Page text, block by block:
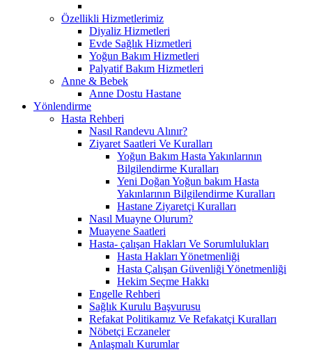
Özellikli Hizmetlerimiz
Diyaliz Hizmetleri
Evde Sağlık Hizmetleri
Yoğun Bakım Hizmetleri
Palyatif Bakım Hizmetleri
Anne & Bebek
Anne Dostu Hastane
Yönlendirme
Hasta Rehberi
Nasıl Randevu Alınır?
Ziyaret Saatleri Ve Kuralları
Yoğun Bakım Hasta Yakınlarının
Bilgilendirme Kuralları
Yeni Doğan Yoğun bakım Hasta
Yakınlarının Bilgilendirme Kuralları
Hastane Ziyaretçi Kuralları
Nasıl Muayne Olurum?
Muayene Saatleri
Hasta- çalışan Hakları Ve Sorumlulukları
Hasta Hakları Yönetmenliği
Hasta Çalışan Güvenliği Yönetmenliği
Hekim Seçme Hakkı
Engelle Rehberi
Sağlık Kurulu Başvurusu
Refakat Politikamız Ve Refakatçi Kuralları
Nöbetçi Eczaneler
Anlaşmalı Kurumlar